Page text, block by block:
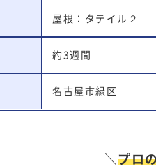
屋根：タテイル２
約3週間
名古屋市緑区
＼ プロ